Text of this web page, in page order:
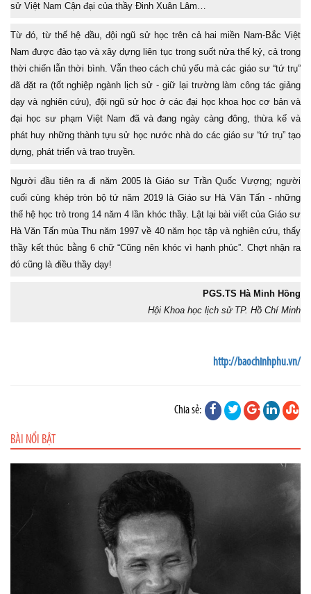
sử Việt Nam Cận đại của thầy Đinh Xuân Lâm…
Từ đó, từ thế hệ đầu, đội ngũ sử học trên cả hai miền Nam-Bắc Việt
Nam được đào tạo và xây dựng liên tục trong suốt nửa thế kỷ, cả trong
thời chiến lẫn thời bình. Vẫn theo cách chủ yếu mà các giáo sư “tứ trụ”
đã đặt ra (tốt nghiệp ngành lịch sử - giữ lại trường làm công tác giảng
dạy và nghiên cứu), đội ngũ sử học ở các đại học khoa học cơ bản và
đại học sư phạm Việt Nam đã và đang ngày càng đông, thừa kế và
phát huy những thành tựu sử học nước nhà do các giáo sư “tứ trụ” tạo
dựng, phát triển và trao truyền.
Người đầu tiên ra đi năm 2005 là Giáo sư Trần Quốc Vượng; người
cuối cùng khép tròn bộ tứ năm 2019 là Giáo sư Hà Văn Tấn - những
thế hệ học trò trong 14 năm 4 lần khóc thầy. Lật lại bài viết của Giáo sư
Hà Văn Tấn mùa Thu năm 1997 về 40 năm học tập và nghiên cứu, thấy
thầy kết thúc bằng 6 chữ “Cũng nên khóc vì hạnh phúc”. Chợt nhận ra
đó cũng là điều thầy dạy!
PGS.TS Hà Minh Hồng
Hội Khoa học lịch sử TP. Hồ Chí Minh
http://baochinhphu.vn/
Chia sẻ:
BÀI NỔI BẬT